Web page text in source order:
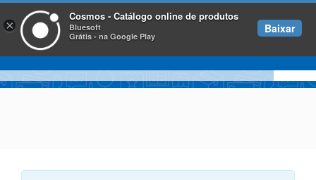
×
Cosmos - Catálogo online de produtos
Bluesoft
Grátis - na Google Play
Baixar